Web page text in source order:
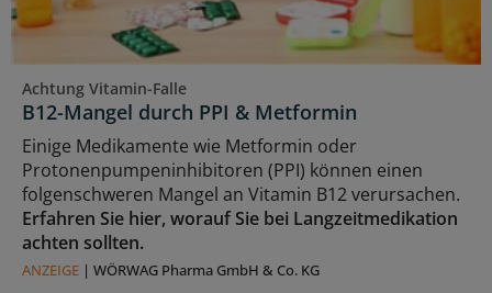
Achtung Vitamin-Falle
B12-Mangel durch PPI & Metformin
Einige Medikamente wie Metformin oder
Protonenpumpeninhibitoren (PPI) können einen
folgenschweren Mangel an Vitamin B12 verursachen.
Erfahren Sie hier, worauf Sie bei Langzeitmedikation
achten sollten.
ANZEIGE | WÖRWAG Pharma GmbH & Co. KG